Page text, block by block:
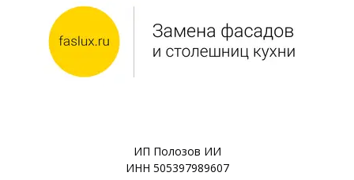
ИП Полозов ИИ
ИНН 505397989607